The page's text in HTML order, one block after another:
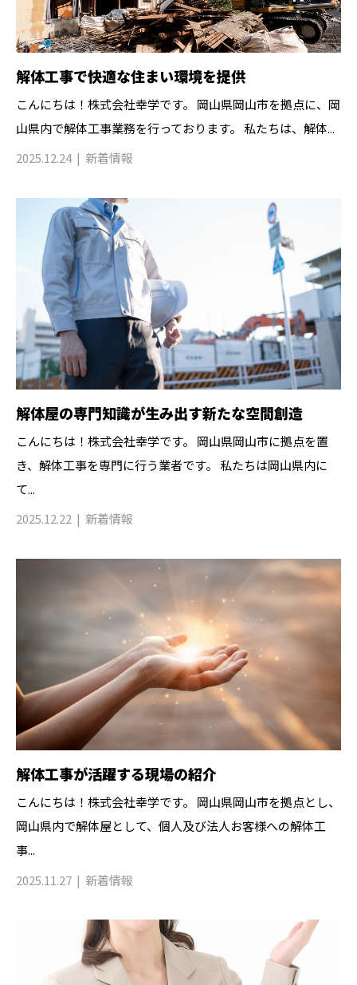
解体工事で快適な住まい環境を提供
こんにちは！株式会社幸学です。 岡山県岡山市を拠点に、岡
山県内で解体工事業務を行っております。 私たちは、解体...
2025.12.24
新着情報
解体屋の専門知識が生み出す新たな空間創造
こんにちは！株式会社幸学です。 岡山県岡山市に拠点を置
き、解体工事を専門に行う業者です。 私たちは岡山県内に
て...
2025.12.22
新着情報
解体工事が活躍する現場の紹介
こんにちは！株式会社幸学です。 岡山県岡山市を拠点とし、
岡山県内で解体屋として、個人及び法人お客様への解体工
事...
2025.11.27
新着情報